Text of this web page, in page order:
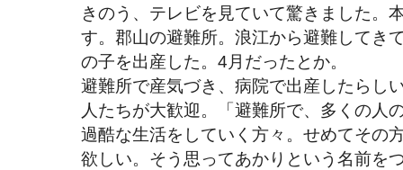
きのう、テレビを見ていて驚きました。
す。郡山の避難所。浪江から避難してき
の子を出産した。4月だったとか。
避難所で産気づき、病院で出産したらし
人たちが大歓迎。「避難所で、多くの人
過酷な生活をしていく方々。せめてその
欲しい。そう思ってあかりという名前を